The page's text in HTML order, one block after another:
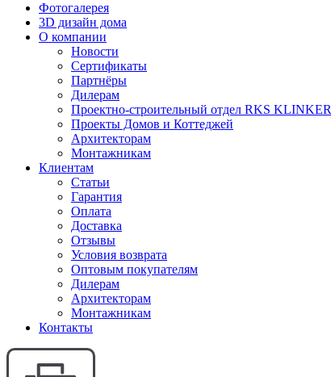
Фотогалерея
3D дизайн дома
О компании
Новости
Сертификаты
Партнёры
Дилерам
Проектно-строительный отдел RKS KLINKER
Проекты Домов и Коттеджей
Архитекторам
Монтажникам
Клиентам
Статьи
Гарантия
Оплата
Доставка
Отзывы
Условия возврата
Оптовым покупателям
Дилерам
Архитекторам
Монтажникам
Контакты